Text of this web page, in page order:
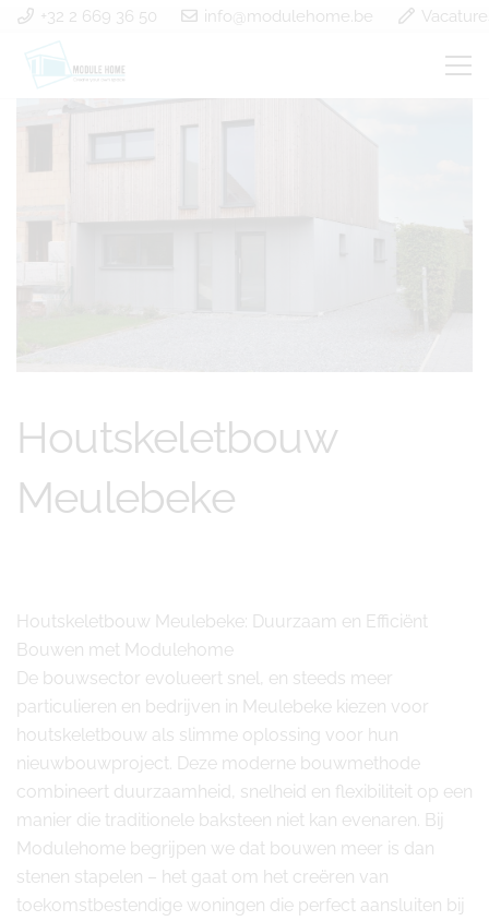
+32 2 669 36 50 info@modulehome.be
Houtskeletbouw
Meulebeke
Houtskeletbouw Meulebeke: Duurzaam en Efficiënt
Bouwen met Modulehome
De bouwsector evolueert snel, en steeds meer
particulieren en bedrijven in Meulebeke kiezen voor
houtskeletbouw als slimme oplossing voor hun
nieuwbouwproject. Deze moderne bouwmethode
combineert duurzaamheid, snelheid en flexibiliteit op een
manier die traditionele baksteen niet kan evenaren. Bij
Modulehome begrijpen we dat bouwen meer is dan
stenen stapelen – het gaat om het creëren van
toekomstbestendige woningen die perfect aansluiten bij